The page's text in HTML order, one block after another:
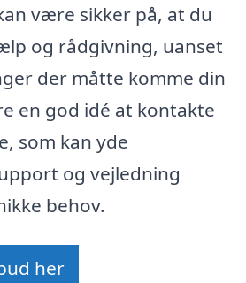
være sikker på, at du
og rådgivning, uanset
der måtte komme din
en god idé at kontakte
som kan yde
og vejledning
behov.
her